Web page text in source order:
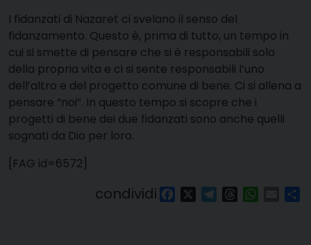
I fidanzati di Nazaret ci svelano il senso del
fidanzamento. Questo è, prima di tutto, un tempo in
cui si smette di pensare che si è responsabili solo
della propria vita e ci si sente responsabili l’uno
dell’altro e del progetto comune di bene. Ci si allena a
pensare “noi”. In questo tempo si scopre che i
progetti di bene dei due fidanzati sono anche quelli
sognati da Dio per loro.
[FAG id=6572]
condividi FacebookTelegram
Threads Email